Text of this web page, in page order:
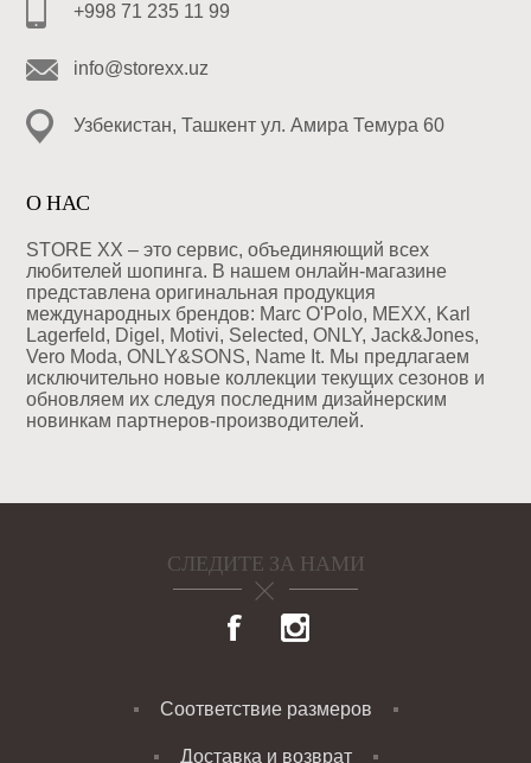
+998 71 235 11 99
info@storexx.uz
Узбекистан, Ташкент ул. Амира Темура 60
О НАС
STORE XX – это сервис, объединяющий всех
любителей шопинга. В нашем онлайн-магазине
представлена оригинальная продукция
международных брендов: Marc O'Polo, MEXX, Karl
Lagerfeld, Digel, Motivi, Selected, ONLY, Jack&Jones,
Vero Moda, ONLY&SONS, Name It. Мы предлагаем
исключительно новые коллекции текущих сезонов и
обновляем их следуя последним дизайнерским
новинкам партнеров-производителей.
СЛЕДИТЕ ЗА НАМИ
Соответствие размеров
Доставка и возврат